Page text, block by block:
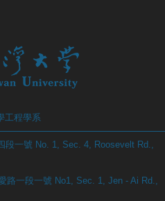
工程學系
一號 No. 1, Sec. 4, Roosevelt Rd.,
段一號 No1, Sec. 1, Jen - Ai Rd.,